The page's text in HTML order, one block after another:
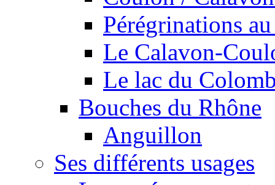
Pérégrinations
Le Calavon-
Le lac du
Bouches du Rhône
Anguillon
Ses différents usages